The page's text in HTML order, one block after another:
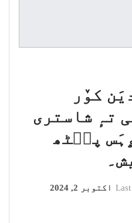
کوٚر
تہٕ شاستری
پٮ۪ٹھ
اکتوبر 2, 2024